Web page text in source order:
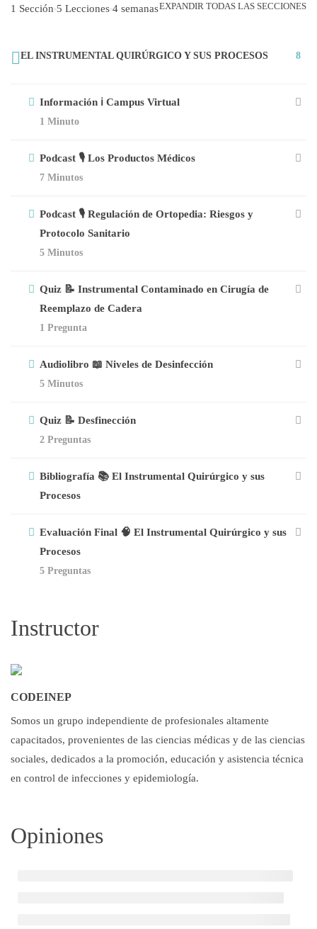
1 Sección 5 Lecciones 4 semanasEXPANDIR TODAS LAS SECCIONES
EL INSTRUMENTAL QUIRÚRGICO Y SUS PROCESOS 8
Información ℹ️ Campus Virtual
1 Minuto
Podcast 🎙️ Los Productos Médicos
7 Minutos
Podcast 🎙️ Regulación de Ortopedia: Riesgos y
Protocolo Sanitario
5 Minutos
Quiz 📝 Instrumental Contaminado en Cirugía de
Reemplazo de Cadera
1 Pregunta
Audiolibro 📖 Niveles de Desinfección
5 Minutos
Quiz 📝 Desfinección
2 Preguntas
Bibliografía 📚 El Instrumental Quirúrgico y sus
Procesos
Evaluación Final 🧠 El Instrumental Quirúrgico y sus
Procesos
5 Preguntas
Instructor
CODEINEP
Somos un grupo independiente de profesionales altamente
capacitados, provenientes de las ciencias médicas y de las ciencias
sociales, dedicados a la promoción, educación y asistencia técnica
en control de infecciones y epidemiología.
Opiniones